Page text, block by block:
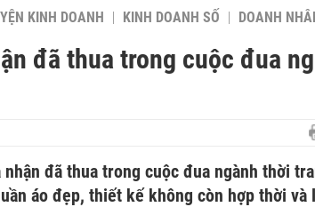
KINH DOANH KINH DOANH SỐ DOANH
đã thua trong cuộc đua
nhận đã thua trong cuộc đua ngành thời
áo đẹp, thiết kế không còn hợp thời và